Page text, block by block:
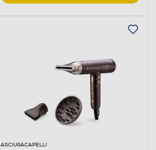
ASCIUGACAPELLI